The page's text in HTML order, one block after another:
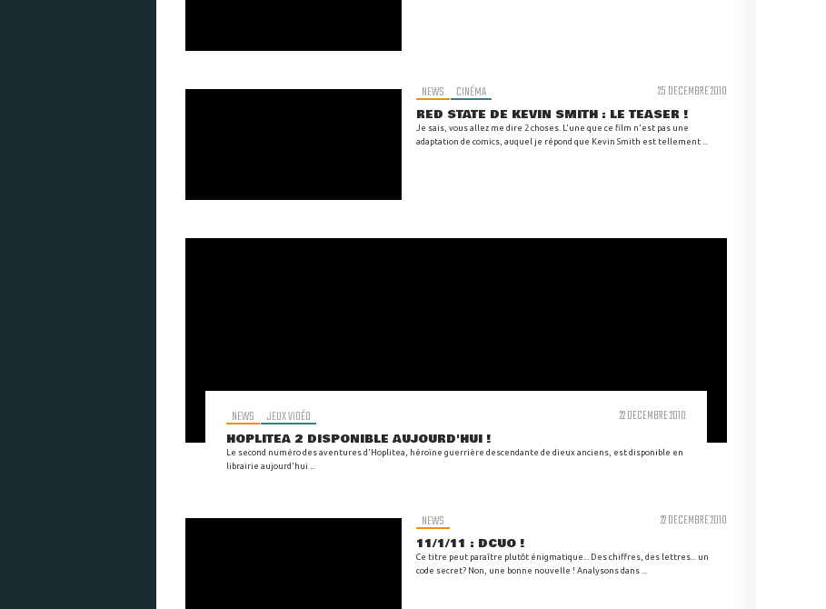
NEWS CINÉMA 25 DECEMBRE 2010
RED STATE DE KEVIN SMITH : LE TEASER !
Je sais, vous allez me dire 2 choses. L'une que ce film n'est pas une
adaptation de comics, auquel je répond que Kevin Smith est tellement ...
NEWS JEUX VIDÉO 22 DECEMBRE 2010
HOPLITEA 2 DISPONIBLE AUJOURD'HUI !
Le second numéro des aventures d'Hoplitea, héroïne guerrière descendante de dieux anciens, est disponible en
librairie aujourd'hui ...
NEWS 22 DECEMBRE 2010
11/1/11 : DCUO !
Ce titre peut paraître plutôt énigmatique... Des chiffres, des lettres... un
code secret? Non, une bonne nouvelle ! Analysons dans ...